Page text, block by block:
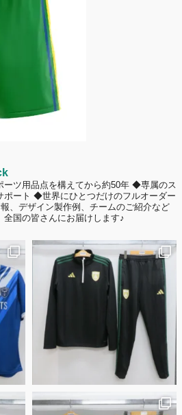
会場に一体感があってよい」と回答。チ
イルとは？
ツ用品点を構えてから約50年 ◆専属のス
ポート ◆世界にひとつだけのフルオーダー
、デザイン製作例、チームのご紹介など
全国の皆さんにお届けします♪